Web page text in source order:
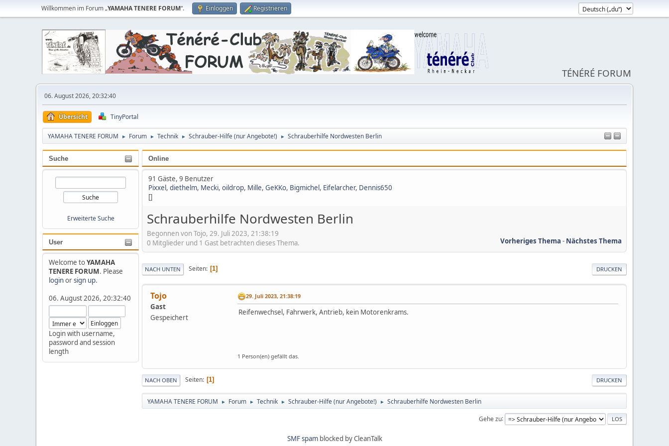
Willkommen im Forum „YAMAHA TENERE FORUM“. Einloggen Registrieren
TÉNÉRÉ FORUM
06. August 2026, 20:32:40
Übersicht TinyPortal
YAMAHA TENERE FORUM ► Forum ► Technik ► Schrauber-Hilfe (nur Angebote!) ► Schrauberhilfe Nordwesten Berlin
Suche
Erweiterte Suche
User
Welcome toYAMAHA
TENERE FORUM. Please
loginorsign up.
06. August 2026, 20:32:40
Login with username,
password and session
length
Online
91 Gäste, 9 Benutzer
Pixxel, diethelm, Mecki, oildrop, Mille, GeKKo, Bigmichel, Eifelarcher, Dennis650
[]
Schrauberhilfe Nordwesten Berlin
Begonnen von Tojo, 29. Juli 2023, 21:38:19
Vorheriges Thema - Nächstes Thema
0 Mitglieder und 1 Gast betrachten dieses Thema.
DRUCKEN
NACH UNTEN Seiten 1
Tojo
Gast
Gespeichert
29. Juli 2023, 21:38:19
Reifenwechsel, Fahrwerk, Antrieb, kein Motorenkrams.
1 Person(en) gefällt das.
DRUCKEN
NACH OBEN Seiten 1
YAMAHA TENERE FORUM ► Forum ► Technik ► Schrauber-Hilfe (nur Angebote!) ► Schrauberhilfe Nordwesten Berlin
Gehe zu
SMF spamblocked by CleanTalk